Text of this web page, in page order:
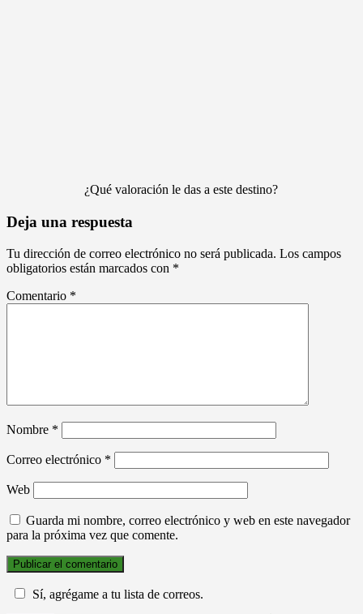
¿Qué valoración le das a este destino?
Deja una respuesta
Tu dirección de correo electrónico no será publicada. Los campos
obligatorios están marcados con *
Comentario *
Nombre *
Correo electrónico *
Web
Guarda mi nombre, correo electrónico y web en este navegador
para la próxima vez que comente.
Sí, agrégame a tu lista de correos.